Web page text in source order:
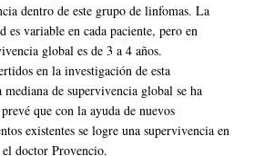
dentro de este grupo de linfomas. La
es variable en cada paciente, pero en
global es de 3 a 4 años.
en la investigación de esta
de supervivencia global se ha
que con la ayuda de nuevos
existentes se logre una supervivencia en
doctor Provencio.